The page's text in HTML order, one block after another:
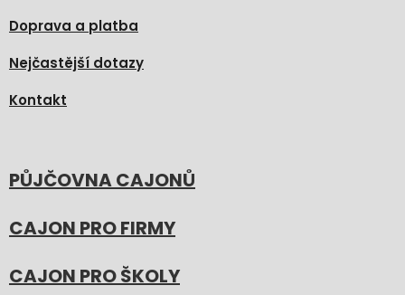
Doprava a platba
Nejčastější dotazy
Kontakt
PŮJČOVNA CAJONŮ
CAJON PRO FIRMY
CAJON PRO ŠKOLY